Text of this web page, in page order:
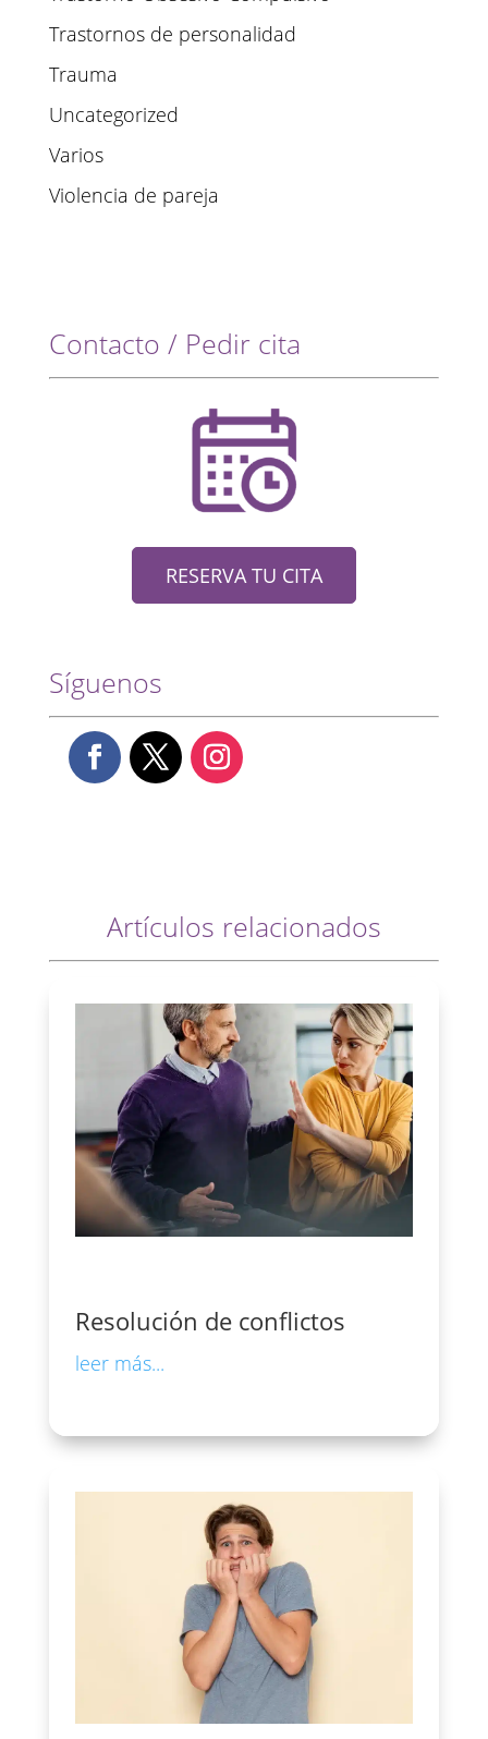
Trastornos de personalidad
Trauma
Uncategorized
Varios
Violencia de pareja
Contacto / Pedir cita
RESERVA TU CITA
Síguenos
Artículos relacionados
Resolución de conflictos
leer más...